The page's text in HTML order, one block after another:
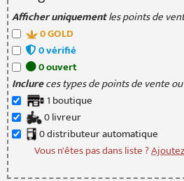
Afficher uniquementles points de
0GOLD
0vérifié
0ouvert
Inclureces types de points de vente
1 boutique
0livreur
0distributeurautomatique
Vous n'êtes pas dans liste ?